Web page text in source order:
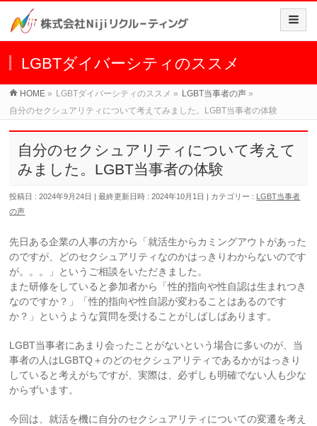
LGBTダイバーシティのススメ
HOME » LGBTダイバーシティのススメ » LGBT当事者の声 »
自分のセクシュアリティについて考えてみました。LGBT当事者の体験
自分のセクシュアリティについて考えて
みました。LGBT当事者の体験
投稿日 : 2024年9月24日 最終更新日時 : 2024年10月1日 カテゴリー : LGBT当事者
の声
先日ある企業の人事の方から「就活生からカミングアウトがあった
のですが、どのセクシュアリティなのかはっきりわからないのです
が。。。」というご相談をいただきました。
また研修をしていると参加者から「性的指向や性自認は生まれつき
なのですか？」「性的指向や性自認が変わることはあるのです
か？」というような質問を受けることがしばしばあります。
LGBT当事者にあまり会ったことがないという場合に多いのが、当
事者の人はLGBTQ＋のどのセクシュアリティであるかがはっきり
していると考えがちですが、実際は、必ずしも明確でない人も少な
からずいます。
今回は、就活を機に自分のセクシュアリティについての変遷を考え